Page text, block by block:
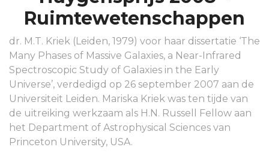
Ruimtewetenschappen
dr. M.T. Kriek (Leiden, 1979) voor haar dissertatie ‘The
Many Phases of Massive Galaxies, a Near-Infrared
Spectroscopic Study of Galaxies in the Early
Universe’, verdedigd op 26 september 2007 aan de
Universiteit Leiden. Mariska Kriek was ten tijde van
de uitreiking werkzaam als H.N. Russell Fellow aan
het Department of Astrophysical Sciences van
Princeton University, USA.